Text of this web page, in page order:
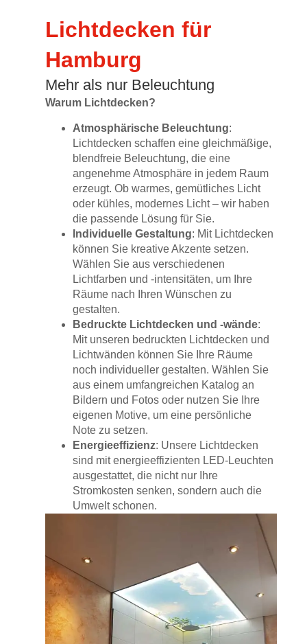
Lichtdecken für
Hamburg
Mehr als nur Beleuchtung
Warum Lichtdecken?
Atmosphärische Beleuchtung:
Lichtdecken schaffen eine gleichmäßige,
blendfreie Beleuchtung, die eine
angenehme Atmosphäre in jedem Raum
erzeugt. Ob warmes, gemütliches Licht
oder kühles, modernes Licht – wir haben
die passende Lösung für Sie.
Individuelle Gestaltung: Mit Lichtdecken
können Sie kreative Akzente setzen.
Wählen Sie aus verschiedenen
Lichtfarben und -intensitäten, um Ihre
Räume nach Ihren Wünschen zu
gestalten.
Bedruckte Lichtdecken und -wände:
Mit unseren bedruckten Lichtdecken und
Lichtwänden können Sie Ihre Räume
noch individueller gestalten. Wählen Sie
aus einem umfangreichen Katalog an
Bildern und Fotos oder nutzen Sie Ihre
eigenen Motive, um eine persönliche
Note zu setzen.
Energieeffizienz: Unsere Lichtdecken
sind mit energieeffizienten LED-Leuchten
ausgestattet, die nicht nur Ihre
Stromkosten senken, sondern auch die
Umwelt schonen.